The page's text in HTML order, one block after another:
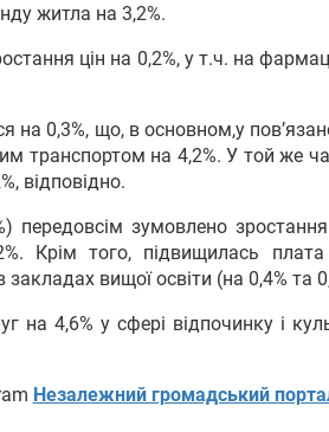
житла на 3,2%.
цін на 0,2%, у т.ч. на
на 0,3%, що, в основном,у
транспортом на 4,2%. У той же
відповідно.
передовсім зумовлено
Крім того, підвищилась
вищої освіти (на 0,4% та
на 4,6% у сфері відпочинку і
Незалежний громадський